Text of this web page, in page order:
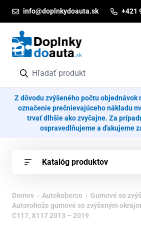
info@doplnkydoauta.sk +421
Z dôvodu zvýšeného počtu objednávok
označenie prečnievajúceho nákladu
trvať dlhšie ako zvyčajne. Za
ospravedlňujeme a ďakujeme
Katalóg produktov
Domov › Autokoberce › Gumové so
Autorohože gumové so zvýšeným
C117, X117 2013 – 2019